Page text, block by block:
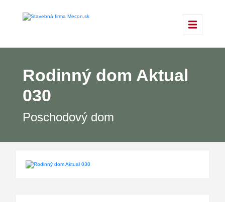
Rodinný dom Aktual
030
Poschodový dom